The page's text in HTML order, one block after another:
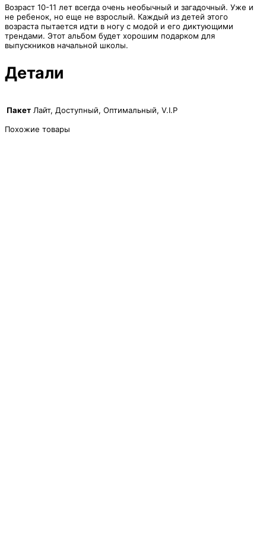
Возраст 10-11 лет всегда очень необычный и загадочный. Уже и
не ребенок, но еще не взрослый. Каждый из детей этого
возраста пытается идти в ногу с модой и его диктующими
трендами. Этот альбом будет хорошим подарком для
выпускников начальной школы.
Детали
Пакет Лайт, Доступный, Оптимальный, V.I.P
Похожие товары